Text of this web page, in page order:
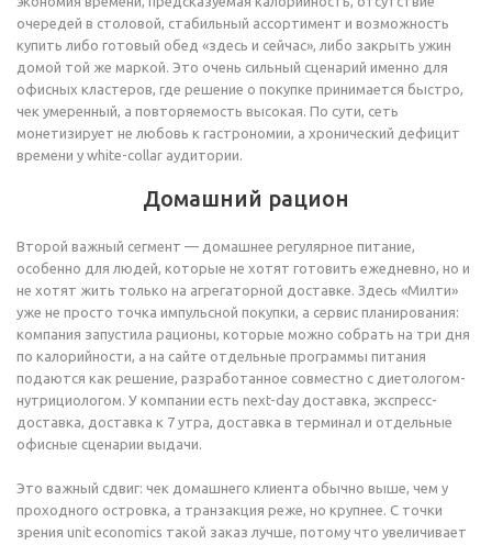
очередей в столовой, стабильный ассортимент и возможность
купить либо готовый обед «здесь и сейчас», либо закрыть ужин
домой той же маркой. Это очень сильный сценарий именно для
офисных кластеров, где решение о покупке принимается быстро,
чек умеренный, а повторяемость высокая. По сути, сеть
монетизирует не любовь к гастрономии, а хронический дефицит
времени у white-collar аудитории.
Домашний рацион
Второй важный сегмент — домашнее регулярное питание,
особенно для людей, которые не хотят готовить ежедневно, но и
не хотят жить только на агрегаторной доставке. Здесь «Милти»
уже не просто точка импульсной покупки, а сервис планирования:
компания запустила рационы, которые можно собрать на три дня
по калорийности, а на сайте отдельные программы питания
подаются как решение, разработанное совместно с диетологом-
нутрициологом. У компании есть next-day доставка, экспресс-
доставка, доставка к 7 утра, доставка в терминал и отдельные
офисные сценарии выдачи.
Это важный сдвиг: чек домашнего клиента обычно выше, чем у
проходного островка, а транзакция реже, но крупнее. С точки
зрения unit economics такой заказ лучше, потому что увеличивает